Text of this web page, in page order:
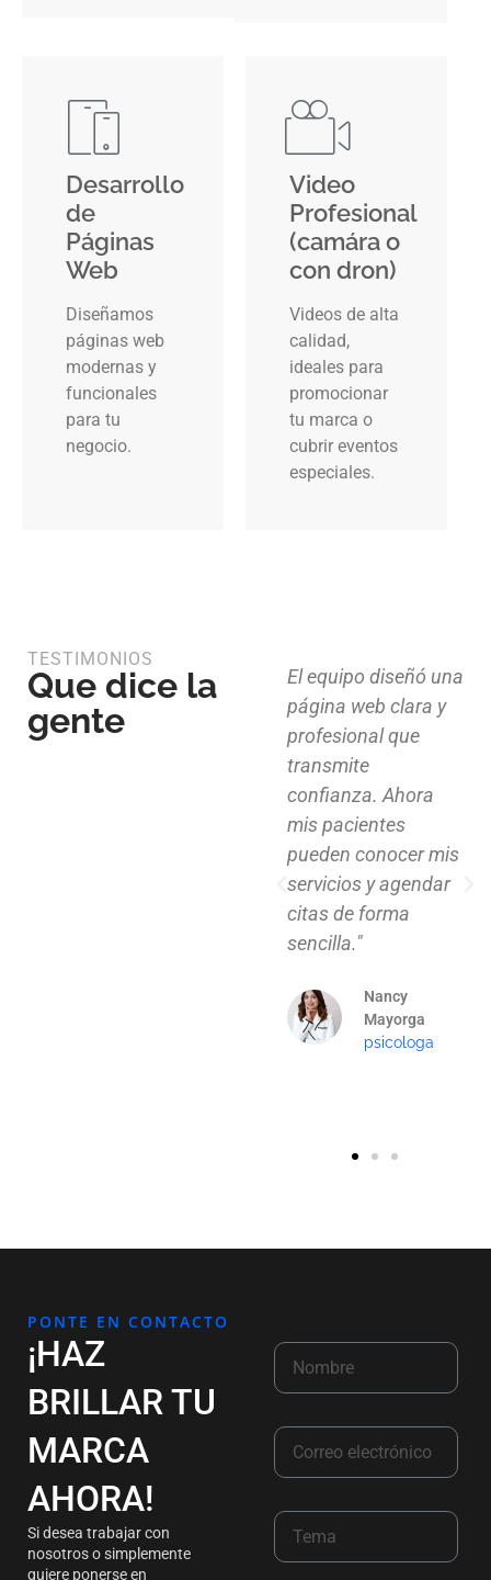
Desarrollo
de
Páginas
Web
Diseñamos
páginas web
modernas y
funcionales
para tu
negocio.
Video
Profesional
(camára o
con dron)
Videos de alta
calidad,
ideales para
promocionar
tu marca o
cubrir eventos
especiales.
TESTIMONIOS
Que dice la
gente
Diseño limpio,
estructura funcional
y atención al detalle.
El equipo diseñó una
página web clara y
profesional que
transmite
confianza. Ahora
mis pacientes
pueden conocer mis
servicios y agendar
citas de forma
sencilla."
Nancy
Mayorga
psicologa
PONTE EN CONTACTO
¡HAZ
BRILLAR TU
MARCA
AHORA!
Si desea trabajar con
nosotros o simplemente
quiere ponerse en